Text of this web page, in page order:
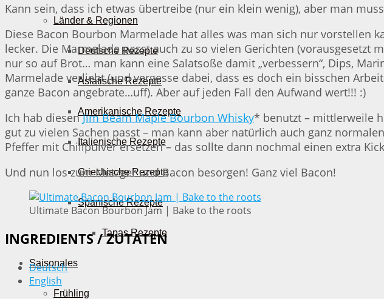
Länder & Regionen
Deutsche Rezepte
Asiatische Rezepte
Amerikanische Rezepte
Italienische Rezepte
Griechische Rezepte
Spanische Rezepte
Tapas Rezepte
Saisonales
Frühling
Kann sein, dass ich etwas übertreibe (nur ein klein wenig), aber man
Diese Bacon Bourbon Marmelade hat alles was man sich nur vorstellen
lecker. Die Marmelade passt auch zu so vielen Gerichten (vorausgesetzt
nur so auf Brot… man kann eine Salatsoße damit „verbessern“, Dips,
Marmelade verliebt (und vergesse dabei, dass es doch ein bisschen
ganze Bacon angebrate…uff). Aber auf jeden Fall den Aufwand wert!!! :)
Ich hab diesenJim Beam Maple Bourbon Whisky* benutzt – mittlerweile
gut zu vielen Sachen passt – man kann aber natürlich auch ganz
Pfeffer mit Chilipulver ersetzen – das sollte dann nochmal einen extra
Und nun los zum Metzger und Bacon besorgen! Ganz viel Bacon!
Ultimate Bacon Bourbon Jam | Bake to the roots
INGREDIENTS / ZUTATEN
Deutsch
English